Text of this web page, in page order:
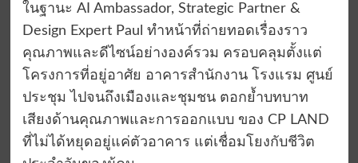
ในฐานะ AI Ambassador, Strategic Partner &
Design Expert Paul ทำหน้าที่ถ่ายทอดเรื่องราว
คุณภาพและดีไซน์อย่างองค์รวม ครอบคลุมตั้งแต่
โครงการที่อยู่อาศัย อาคารสำนักงาน โรงแรม ศูนย์
ประชุม ไปจนถึงเมืองและชุมชน ตอกย้ำบทบาท
เสียงด้านคุณภาพและการออกแบบ ของ CP LAND
ที่ไม่ได้หยุดอยู่แค่ตัวอาคาร แต่เชื่อมโยงกับชีวิต